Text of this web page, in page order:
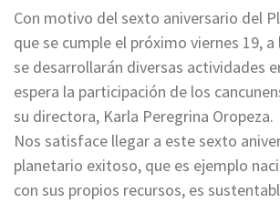
Con motivo del sexto aniversario del
que se cumple el próximo viernes 19,
se desarrollarán diversas actividades
espera la participación de los
su directora, Karla Peregrina Oropeza.
Nos satisface llegar a este sexto
planetario exitoso, que es ejemplo
con sus propios recursos, es